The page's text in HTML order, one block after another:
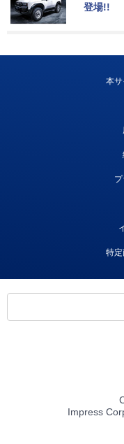
登場!!
本
特
Impress